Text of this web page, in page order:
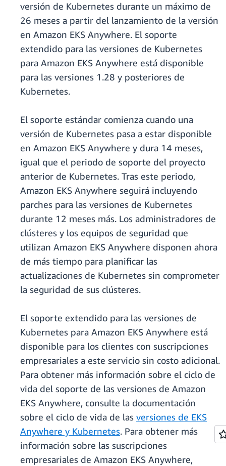
versión de Kubernetes durante un máximo de
26 meses a partir del lanzamiento de la versión
en Amazon EKS Anywhere. El soporte
extendido para las versiones de Kubernetes
para Amazon EKS Anywhere está disponible
para las versiones 1.28 y posteriores de
Kubernetes.
El soporte estándar comienza cuando una
versión de Kubernetes pasa a estar disponible
en Amazon EKS Anywhere y dura 14 meses,
igual que el periodo de soporte del proyecto
anterior de Kubernetes. Tras este periodo,
Amazon EKS Anywhere seguirá incluyendo
parches para las versiones de Kubernetes
durante 12 meses más. Los administradores de
clústeres y los equipos de seguridad que
utilizan Amazon EKS Anywhere disponen ahora
de más tiempo para planificar las
actualizaciones de Kubernetes sin comprometer
la seguridad de sus clústeres.
El soporte extendido para las versiones de
Kubernetes para Amazon EKS Anywhere está
disponible para los clientes con suscripciones
empresariales a este servicio sin costo adicional.
Para obtener más información sobre el ciclo de
vida del soporte de las versiones de Amazon
EKS Anywhere, consulte la documentación
sobre el ciclo de vida de las versiones de EKS
Anywhere y Kubernetes. Para obtener más
información sobre las suscripciones
empresariales de Amazon EKS Anywhere,